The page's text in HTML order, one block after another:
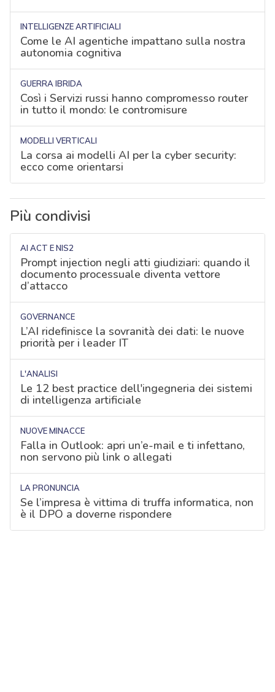
INTELLIGENZE ARTIFICIALI
Come le AI agentiche impattano sulla nostra
autonomia cognitiva
GUERRA IBRIDA
Così i Servizi russi hanno compromesso router
in tutto il mondo: le contromisure
MODELLI VERTICALI
La corsa ai modelli AI per la cyber security:
ecco come orientarsi
Più condivisi
AI ACT E NIS2
Prompt injection negli atti giudiziari: quando il
documento processuale diventa vettore
d’attacco
GOVERNANCE
L’AI ridefinisce la sovranità dei dati: le nuove
priorità per i leader IT
L'ANALISI
Le 12 best practice dell'ingegneria dei sistemi
di intelligenza artificiale
NUOVE MINACCE
Falla in Outlook: apri un’e-mail e ti infettano,
non servono più link o allegati
LA PRONUNCIA
Se l’impresa è vittima di truffa informatica, non
è il DPO a doverne rispondere